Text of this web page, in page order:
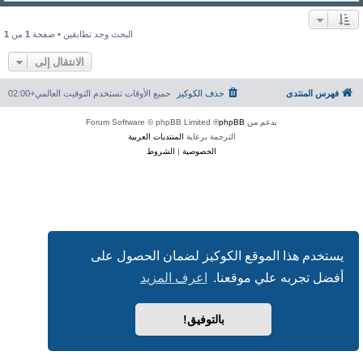
يستخدم هذا الموقع الكوكيز لضمان الحصول على
أفضل تجربه علي موقعنا.
اعرف المزيد
بالتوفيق!
البحث وجد تطابقين • صفحة 1 من 1
الانتقال إلى
فهرس المنتدى جميع الأوقات تستخدم التوقيت العالمي+02:00 حذف الكوكيز
بدعم من phpBB
® Forum Software © phpBB Limited
الترجمة برعاية المنتديات العربية
الخصوصية | الشروط